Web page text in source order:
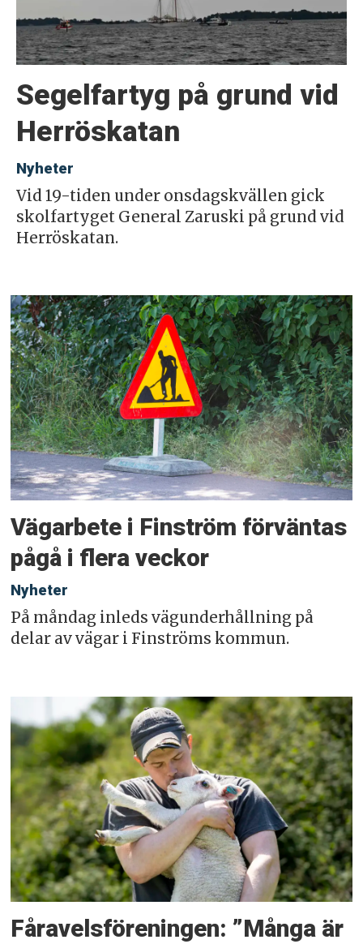
Segelfartyg på grund vid
Herröskatan
Nyheter
Vid 19-tiden under onsdagskvällen gick
skolfartyget General Zaruski på grund vid
Herröskatan.
Vägarbete i Finström förväntas
pågå i flera veckor
Nyheter
På måndag inleds vägunderhållning på
delar av vägar i Finströms kommun.
Fåravelsföreningen: ”Många är